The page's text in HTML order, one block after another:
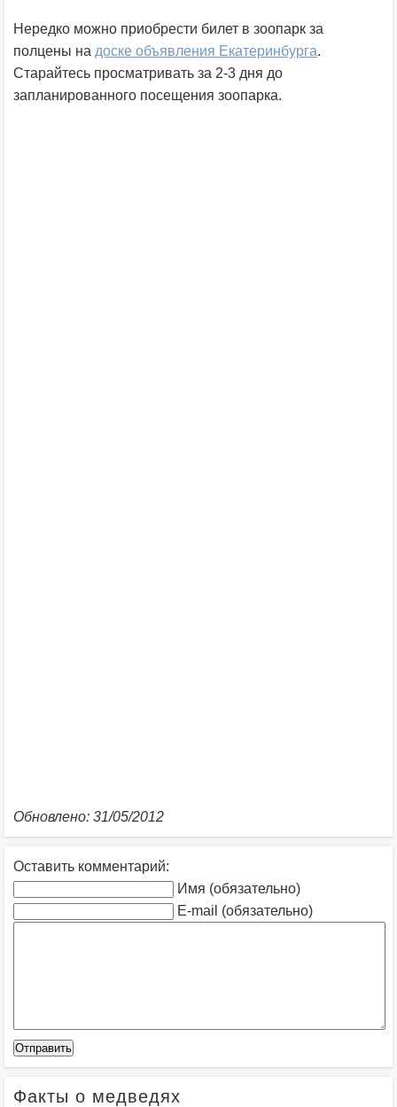
Нередко можно приобрести билет в зоопарк за
полцены на доске объявления Екатеринбурга.
Старайтесь просматривать за 2-3 дня до
запланированного посещения зоопарка.
Обновлено: 31/05/2012
Оставить комментарий:
Имя (обязательно)
E-mail (обязательно)
Факты о медведях